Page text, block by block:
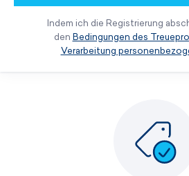
Indem ich die Registrierung
den Bedingungen des
Verarbeitung